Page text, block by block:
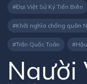
Đại Việt Sử Ký Tiền Biên
Khởi nghĩa chống quân
Trần Quốc Toản
Người